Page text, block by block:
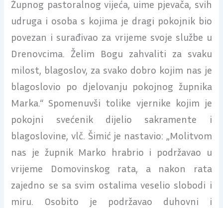
Župnog pastoralnog vijeća, uime pjevača, svih
udruga i osoba s kojima je dragi pokojnik bio
povezan i surađivao za vrijeme svoje službe u
Drenovcima. Želim Bogu zahvaliti za svaku
milost, blagoslov, za svako dobro kojim nas je
blagoslovio po djelovanju pokojnog župnika
Marka.“ Spomenuvši tolike vjernike kojim je
pokojni svećenik dijelio sakramente i
blagoslovine, vlč. Šimić je nastavio: „Molitvom
nas je župnik Marko hrabrio i podržavao u
vrijeme Domovinskog rata, a nakon rata
zajedno se sa svim ostalima veselio slobodi i
miru. Osobito je podržavao duhovni i